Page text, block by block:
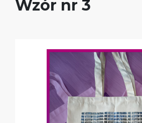
Wzór nr 3